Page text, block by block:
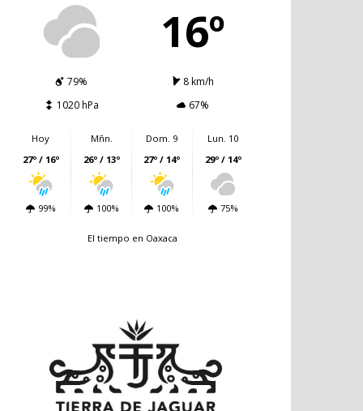
16º
79%
8 km/h
1020 hPa
67%
Hoy
27º / 16º
99%
Mñn.
26º / 13º
100%
Dom. 9
27º / 14º
100%
Lun. 10
29º / 14º
75%
El tiempo en Oaxaca